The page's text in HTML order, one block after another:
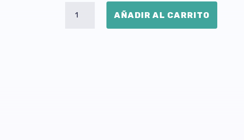
cantidad
AÑADIR AL CARRITO